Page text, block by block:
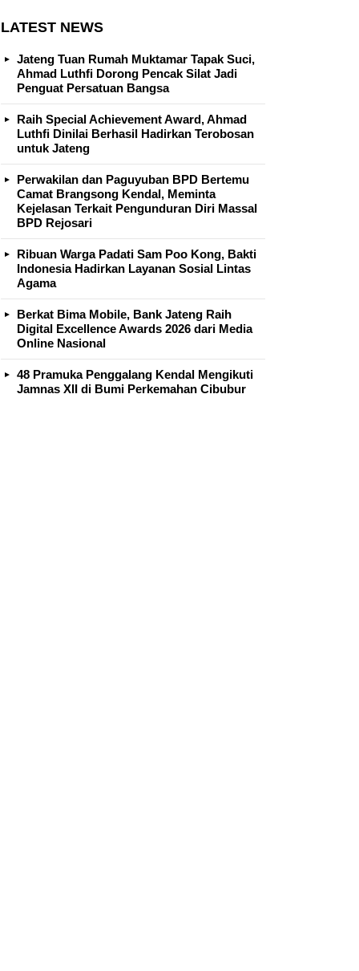
LATEST NEWS
Jateng Tuan Rumah Muktamar Tapak Suci,
Ahmad Luthfi Dorong Pencak Silat Jadi
Penguat Persatuan Bangsa
Raih Special Achievement Award, Ahmad
Luthfi Dinilai Berhasil Hadirkan Terobosan
untuk Jateng
Perwakilan dan Paguyuban BPD Bertemu
Camat Brangsong Kendal, Meminta
Kejelasan Terkait Pengunduran Diri Massal
BPD Rejosari
Ribuan Warga Padati Sam Poo Kong, Bakti
Indonesia Hadirkan Layanan Sosial Lintas
Agama
Berkat Bima Mobile, Bank Jateng Raih
Digital Excellence Awards 2026 dari Media
Online Nasional
48 Pramuka Penggalang Kendal Mengikuti
Jamnas XII di Bumi Perkemahan Cibubur